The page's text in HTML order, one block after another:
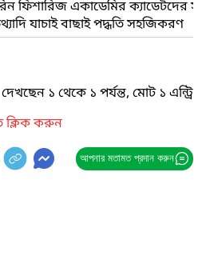
ফিশারিজ একাডেমির ক্যাডেটদের
যাচাই বাছাই পদ্ধতি সহজিকরণ
দেখছেন ১ থেকে ১ পর্যন্ত, মোট ১ এন্ট্রি
ক্লিক করুন
আপনার মতামত প্রদান করুন